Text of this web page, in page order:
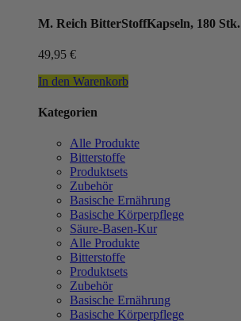
M. Reich BitterStoffKapseln, 180 Stk.
49,95 €
In den Warenkorb
Kategorien
Alle Produkte
Bitterstoffe
Produktsets
Zubehör
Basische Ernährung
Basische Körperpflege
Säure-Basen-Kur
Alle Produkte
Bitterstoffe
Produktsets
Zubehör
Basische Ernährung
Basische Körperpflege